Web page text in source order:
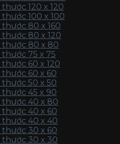
120 x 120
100 x 100
80 x 160
80 x 120
thước 80 x 80
75 x 75
60 x 120
60 x 60
50 x 50
45 x 90
thước 40 x 80
thước 40 x 60
thước 40 x 40
thước 30 x 60
thước 30 x 30